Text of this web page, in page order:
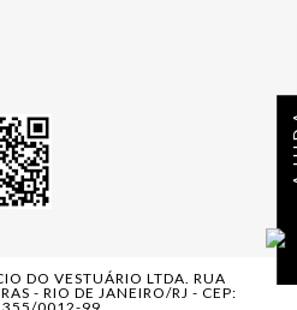
DO VESTUÁRIO LTDA. RUA
- RIO DE JANEIRO/RJ - CEP: